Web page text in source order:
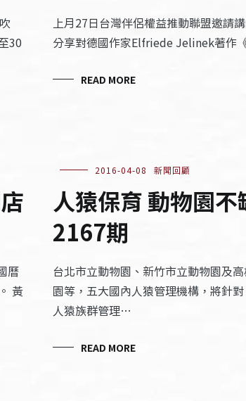
30
上月27日台灣伴侶權益推動聯盟邀請
分享對德國作家Elfriede Jelinek著作
READ MORE
曆
黃
2016-04-08 新聞回顧
人猿保育 動物園不
2167期
台北市立動物園、新竹市立動物園及
園等，五大國內人猿管理機構，將針
人猿族群管理…
READ MORE